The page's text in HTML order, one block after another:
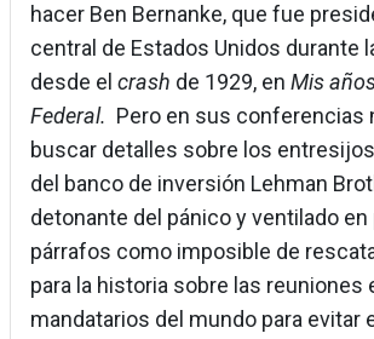
hacer Ben Bernanke, que fue
central de Estados Unidos durante
desde el crash de 1929, en Mis
Federal. Pero en sus conferencias
buscar detalles sobre los
del banco de inversión Lehman
detonante del pánico y ventilado
párrafos como imposible de
para la historia sobre las reuniones
mandatarios del mundo para evitar